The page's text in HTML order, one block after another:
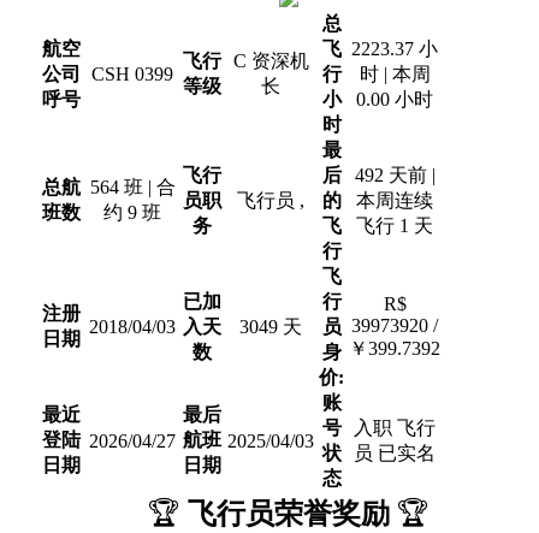
航空
公司
呼号
CSH 0399
飞行
等级
C 资深机
长
总
飞
行
小
时
2223.37 小
时 | 本周
0.00 小时
总航
班数
564 班 | 合
约 9 班
飞行
员职
务
飞行员 ,
最
后
的
飞
行
492 天前 |
本周连续
飞行 1 天
注册
日期
2018/04/03
已加
入天
数
3049 天
飞
行
员
身
价:
R$
39973920 /
￥399.7392
最近
登陆
日期
2026/04/27
最后
航班
日期
2025/04/03
账
号
状
态
入职 飞行
员 已实名
🏆 飞行员荣誉奖励 🏆